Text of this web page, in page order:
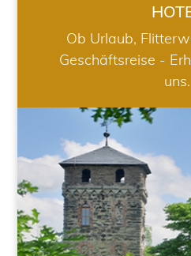
Ob Urlaub,
Geschäftsreise -
uns.